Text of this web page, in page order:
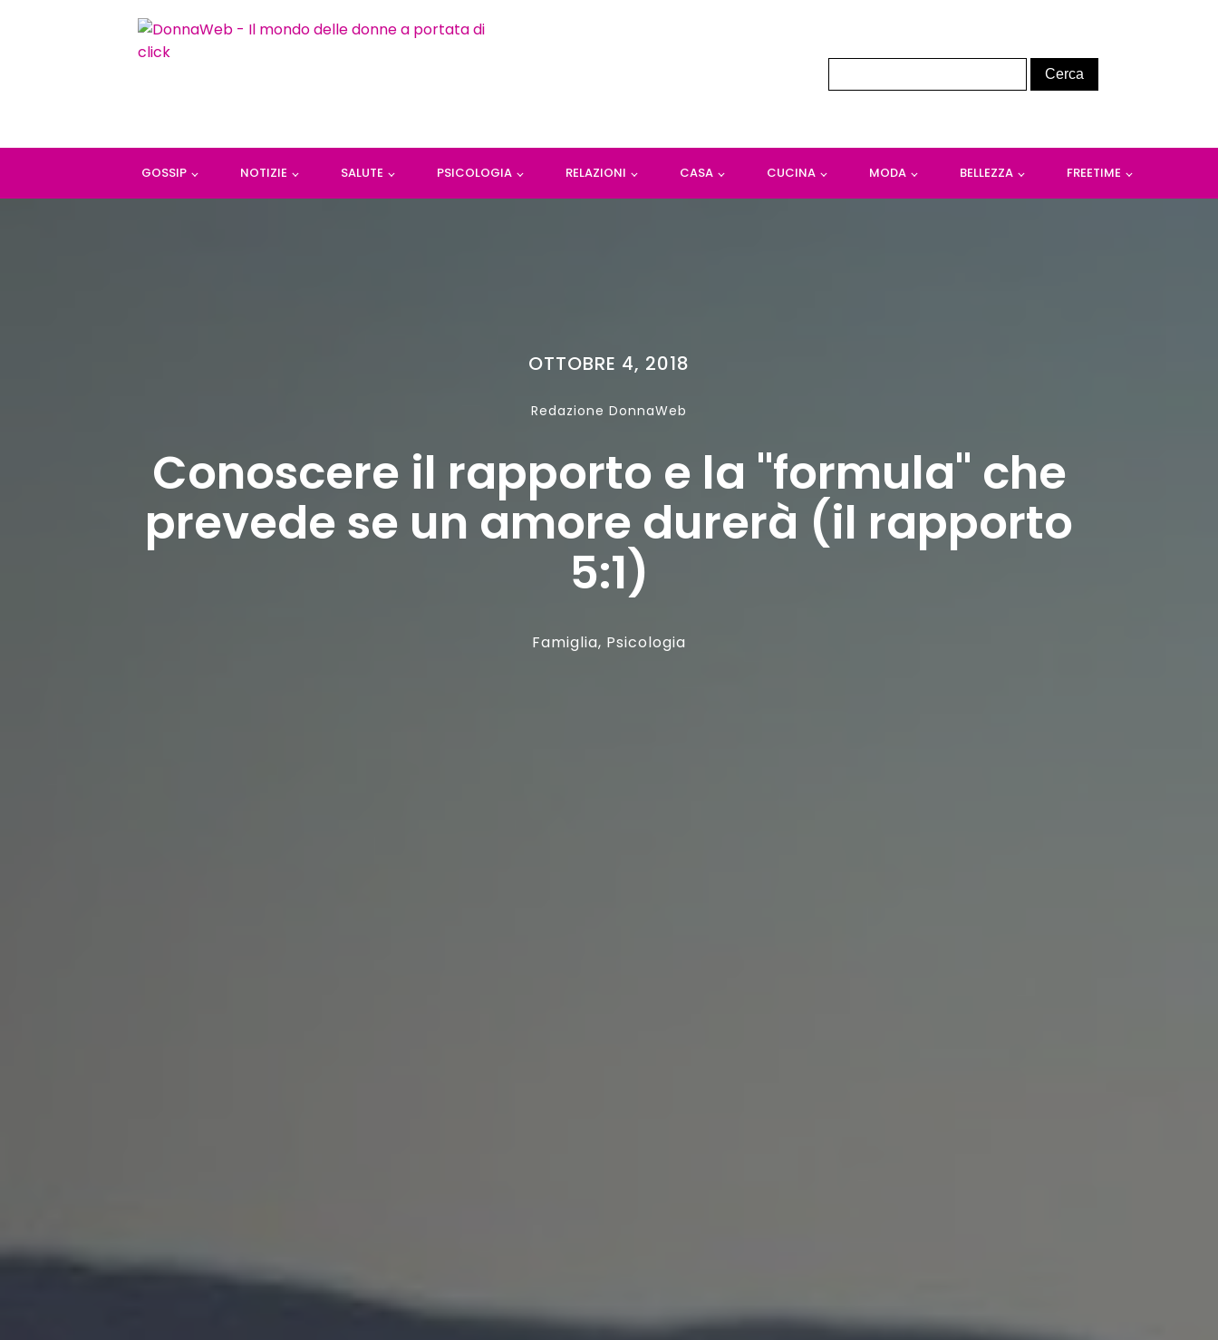
GOSSIP NOTIZIE SALUTE PSICOLOGIA RELAZIONI CASA CUCINA MODA BELLEZZA FREETIME
OTTOBRE 4, 2018
Redazione DonnaWeb
Conoscere il rapporto e la "formula" che
prevede se un amore durerà (il rapporto
5:1)
Famiglia, Psicologia